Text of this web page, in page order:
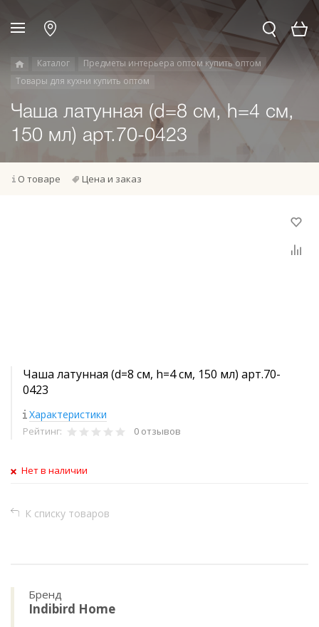
Каталог
Предметы интерьера оптом купить оптом
Товары для кухни купить оптом
Чаша латунная (d=8 см, h=4 см,
150 мл) арт.70-0423
О товаре Цена и заказ
Чаша латунная (d=8 см, h=4 см, 150 мл) арт.70-
0423
Характеристики
Рейтинг: 0 отзывов
Нет в наличии
К списку товаров
Бренд
Indibird Home